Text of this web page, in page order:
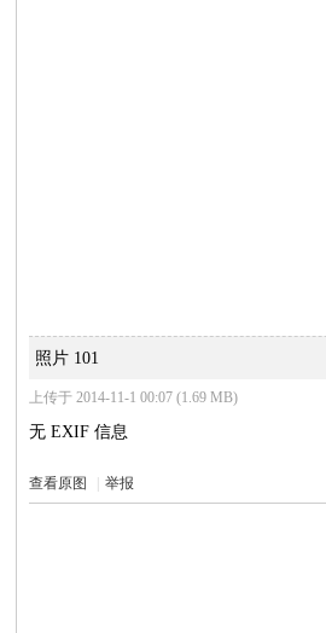
照片 101
上传于 2014-11-1 00:07 (1.69 MB)
无 EXIF 信息
查看原图 | 举报